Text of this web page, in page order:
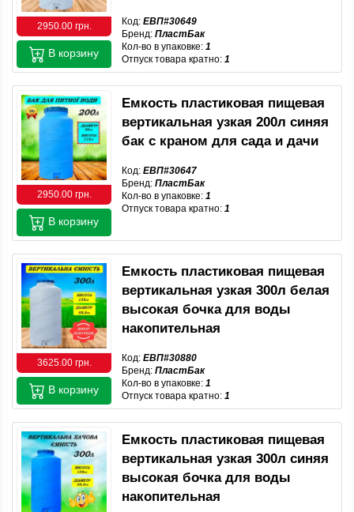
2950.00 грн. Код: ЕВП#30649
Бренд: ПластБак
Кол-во в упаковке: 1
Отпуск товара кратно: 1
В корзину
2950.00 грн.
Емкость пластиковая пищевая
вертикальная узкая 200л синяя
бак с краном для сада и дачи
Код: ЕВП#30647
Бренд: ПластБак
Кол-во в упаковке: 1
Отпуск товара кратно: 1
В корзину
3625.00 грн.
Емкость пластиковая пищевая
вертикальная узкая 300л белая
высокая бочка для воды
накопительная
Код: ЕВП#30880
Бренд: ПластБак
Кол-во в упаковке: 1
Отпуск товара кратно: 1
В корзину
Емкость пластиковая пищевая
вертикальная узкая 300л синяя
высокая бочка для воды
накопительная